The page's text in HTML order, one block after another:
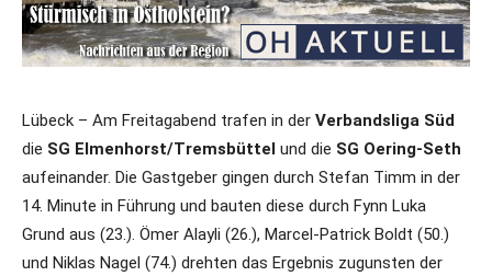
Lübeck – Am Freitagabend trafen in der Verbandsliga Süd
die SG Elmenhorst/Tremsbüttel und die SG Oering-Seth
aufeinander. Die Gastgeber gingen durch Stefan Timm in der
14. Minute in Führung und bauten diese durch Fynn Luka
Grund aus (23.). Ömer Alayli (26.), Marcel-Patrick Boldt (50.)
und Niklas Nagel (74.) drehten das Ergebnis zugunsten der